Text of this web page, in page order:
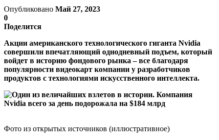
Опубликовано Май 27, 2023
0
Поделится
Акции американского технологического гиганта Nvidia
совершили впечатляющий однодневный подъем, который
войдет в историю фондового рынка – все благодаря
популярности видеокарт компании у разработчиков
продуктов с технологиями искусственного интеллекта.
Фото из открытых источников (иллюстративное)